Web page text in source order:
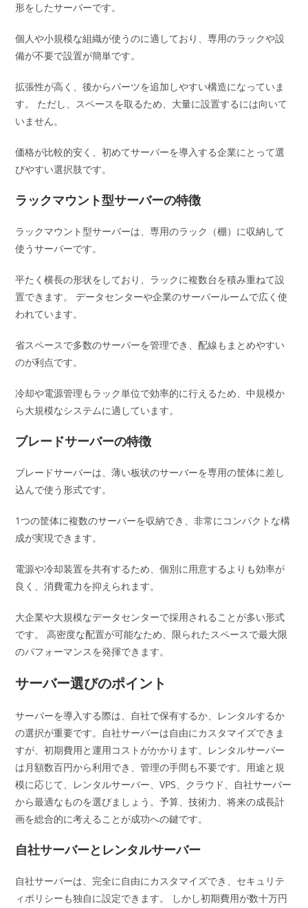
形をしたサーバーです。
個人や小規模な組織が使うのに適しており、専用のラックや設
備が不要で設置が簡単です。
拡張性が高く、後からパーツを追加しやすい構造になっていま
す。 ただし、スペースを取るため、大量に設置するには向いて
いません。
価格が比較的安く、初めてサーバーを導入する企業にとって選
びやすい選択肢です。
ラックマウント型サーバーの特徴
ラックマウント型サーバーは、専用のラック（棚）に収納して
使うサーバーです。
平たく横長の形状をしており、ラックに複数台を積み重ねて設
置できます。 データセンターや企業のサーバールームで広く使
われています。
省スペースで多数のサーバーを管理でき、配線もまとめやすい
のが利点です。
冷却や電源管理もラック単位で効率的に行えるため、中規模か
ら大規模なシステムに適しています。
ブレードサーバーの特徴
ブレードサーバーは、薄い板状のサーバーを専用の筐体に差し
込んで使う形式です。
1つの筐体に複数のサーバーを収納でき、非常にコンパクトな構
成が実現できます。
電源や冷却装置を共有するため、個別に用意するよりも効率が
良く、消費電力を抑えられます。
大企業や大規模なデータセンターで採用されることが多い形式
です。 高密度な配置が可能なため、限られたスペースで最大限
のパフォーマンスを発揮できます。
サーバー選びのポイント
サーバーを導入する際は、自社で保有するか、レンタルするか
の選択が重要です。自社サーバーは自由にカスタマイズできま
すが、初期費用と運用コストがかかります。レンタルサーバー
は月額数百円から利用でき、管理の手間も不要です。用途と規
模に応じて、レンタルサーバー、VPS、クラウド、自社サーバー
から最適なものを選びましょう。予算、技術力、将来の成長計
画を総合的に考えることが成功への鍵です。
自社サーバーとレンタルサーバー
自社サーバーは、完全に自由にカスタマイズでき、セキュリテ
ィポリシーも独自に設定できます。 しかし初期費用が数十万円